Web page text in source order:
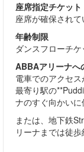
座席指定チケット
座席が確保され
年齢制限
ダンスフローチ
ABBAアリーナへ
電車でのアクセス
最寄り駅の
ナのすぐ向かいに
または、地下鉄
リーナまでは徒歩